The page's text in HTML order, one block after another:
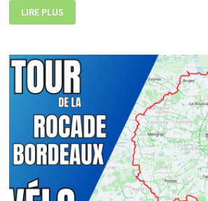
LES
SUPER-
BALADES
DE
BORDEAUX
MÉTROPOLE
LIRE PLUS